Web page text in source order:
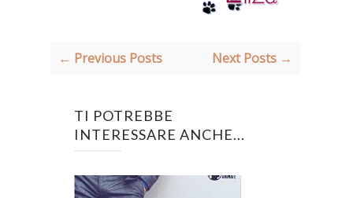
← Previous Posts Next Posts →
TI POTREBBE
INTERESSARE ANCHE...